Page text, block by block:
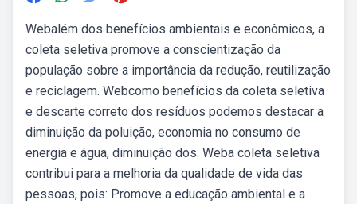
Webalém dos benefícios ambientais e econômicos, a
coleta seletiva promove a conscientização da
população sobre a importância da redução, reutilização
e reciclagem. Webcomo benefícios da coleta seletiva
e descarte correto dos resíduos podemos destacar a
diminuição da poluição, economia no consumo de
energia e água, diminuição dos. Weba coleta seletiva
contribui para a melhoria da qualidade de vida das
pessoas, pois: Promove a educação ambiental e a